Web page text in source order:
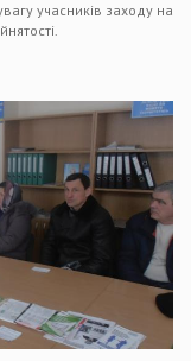
учасників заходу на